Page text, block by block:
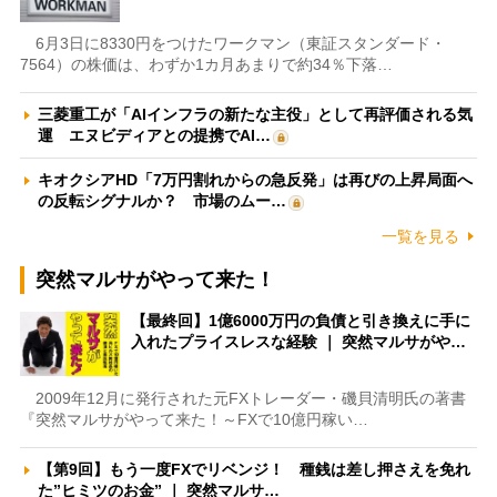
6月3日に8330円をつけたワークマン（東証スタンダード・
7564）の株価は、わずか1カ月あまりで約34％下落…
三菱重工が「AIインフラの新たな主役」として再評価される気
運 エヌビディアとの提携でAI…
キオクシアHD「7万円割れからの急反発」は再びの上昇局面へ
の反転シグナルか？ 市場のムー…
一覧を見る
突然マルサがやって来た！
【最終回】1億6000万円の負債と引き換えに手に
入れたプライスレスな経験 ｜ 突然マルサがや…
2009年12月に発行された元FXトレーダー・磯貝清明氏の著書
『突然マルサがやって来た！～FXで10億円稼い…
【第9回】もう一度FXでリベンジ！ 種銭は差し押さえを免れ
た”ヒミツのお金” ｜ 突然マルサ…